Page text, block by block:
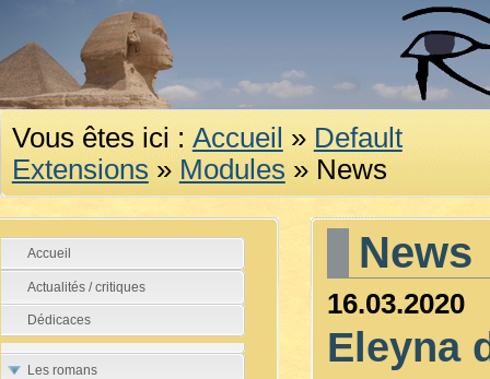
Vous êtes ici : Accueil » Default
Extensions » Modules » News
Accueil
Actualités / critiques
Dédicaces
Les romans
News
16.03.2020
Eleyna